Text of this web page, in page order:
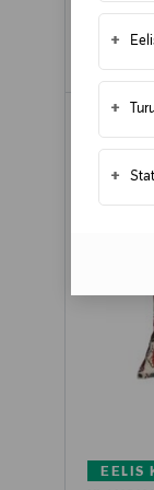
+
+
+
EELIS